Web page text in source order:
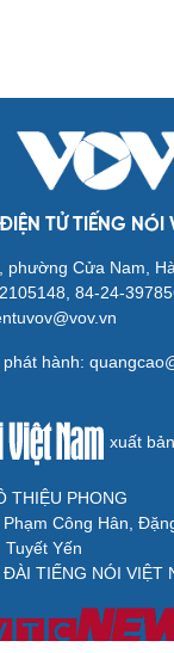
TỬ TIẾNG NÓI
phường Cửa Nam,
84-24-
hành:
xuất
THIỆU PHONG
Công Hân,
Yến
TIẾNG NÓI VIỆT